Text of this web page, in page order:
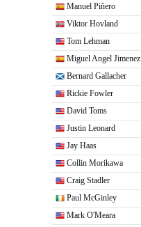
Manuel Piñero
Viktor Hovland
Tom Lehman
Miguel Angel Jimenez
Bernard Gallacher
Rickie Fowler
David Toms
Justin Leonard
Jay Haas
Collin Morikawa
Craig Stadler
Paul McGinley
Mark O'Meara